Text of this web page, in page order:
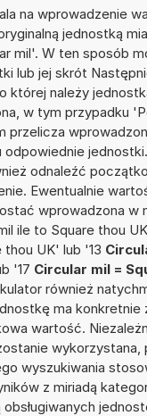
na wprowadzenie
jednostką
mil'. W ten sposób
lub jej skrót
której należy
w tym przypadku
przelicza
odnaleźć
Ewentualnie
wprowadzona w
ile to Square thou
thou UK' lub '13
'17 Circular mil =
również
ma konkretnie
wartość.
wykorzystana,
wyszukiwania
z miriadą